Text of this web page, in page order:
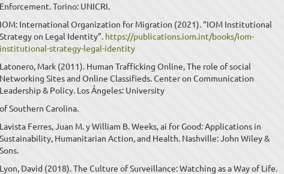
Enforcement. Torino: UNICRI.
IOM: International Organization for Migration (2021). “IOM Institutional
Strategy on Legal Identity”. https://publications.iom.int/books/iom-
institutional-strategy-legal-identity
Latonero, Mark (2011). Human Trafficking Online, The role of social
Networking Sites and Online Classifieds. Center on Communication
Leadership & Policy. Los Ángeles: University
of Southern Carolina.
Lavista Ferres, Juan M. y William B. Weeks, ai for Good: Applications in
Sustainability, Humanitarian Action, and Health. Nashville: John Wiley &
Sons.
Lyon, David (2018). The Culture of Surveillance: Watching as a Way of Life.